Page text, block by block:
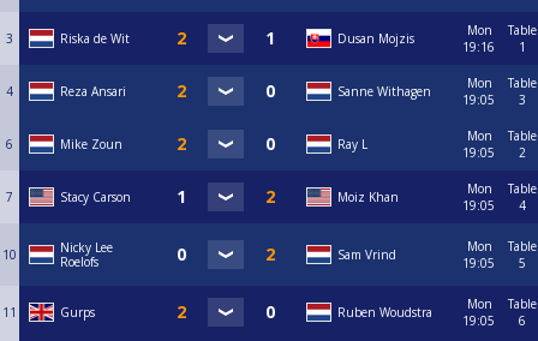
3 Riska de Wit Dusan Mojzis
Mon
19:16
Table
1
4 Reza Ansari Sanne Withagen
Mon
19:05
Table
3
6 Mike Zoun Ray L
Mon
19:05
Table
2
7 Stacy Carson Moiz Khan
Mon
19:05
Table
4
10
Nicky Lee
Roelofs
Sam Vrind
Mon
19:05
Table
5
11 Gurps Ruben Woudstra
Mon
19:05
Table
6